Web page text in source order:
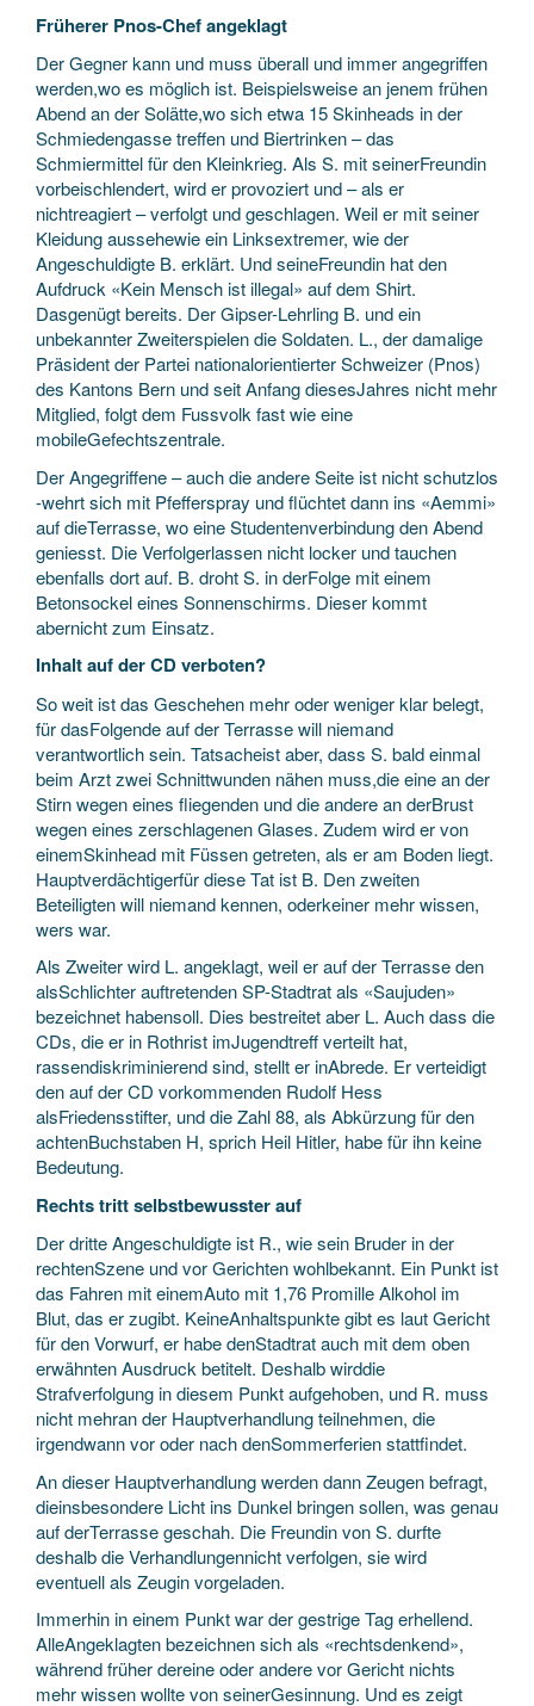
Früherer Pnos-Chef angeklagt
Der Gegner kann und muss überall und immer angegriffen
werden,wo es möglich ist. Beispielsweise an jenem frühen
Abend an der Solätte,wo sich etwa 15 Skinheads in der
Schmiedengasse treffen und Biertrinken – das
Schmiermittel für den Kleinkrieg. Als S. mit seinerFreundin
vorbeischlendert, wird er provoziert und – als er
nichtreagiert – verfolgt und geschlagen. Weil er mit seiner
Kleidung aussehewie ein Linksextremer, wie der
Angeschuldigte B. erklärt. Und seineFreundin hat den
Aufdruck «Kein Mensch ist illegal» auf dem Shirt.
Dasgenügt bereits. Der Gipser-Lehrling B. und ein
unbekannter Zweiterspielen die Soldaten. L., der damalige
Präsident der Partei nationalorientierter Schweizer (Pnos)
des Kantons Bern und seit Anfang diesesJahres nicht mehr
Mitglied, folgt dem Fussvolk fast wie eine
mobileGefechtszentrale.
Der Angegriffene – auch die andere Seite ist nicht schutzlos
-wehrt sich mit Pfefferspray und flüchtet dann ins «Aemmi»
auf dieTerrasse, wo eine Studentenverbindung den Abend
geniesst. Die Verfolgerlassen nicht locker und tauchen
ebenfalls dort auf. B. droht S. in derFolge mit einem
Betonsockel eines Sonnenschirms. Dieser kommt
abernicht zum Einsatz.
Inhalt auf der CD verboten?
So weit ist das Geschehen mehr oder weniger klar belegt,
für dasFolgende auf der Terrasse will niemand
verantwortlich sein. Tatsacheist aber, dass S. bald einmal
beim Arzt zwei Schnittwunden nähen muss,die eine an der
Stirn wegen eines fliegenden und die andere an derBrust
wegen eines zerschlagenen Glases. Zudem wird er von
einemSkinhead mit Füssen getreten, als er am Boden liegt.
Hauptverdächtigerfür diese Tat ist B. Den zweiten
Beteiligten will niemand kennen, oderkeiner mehr wissen,
wers war.
Als Zweiter wird L. angeklagt, weil er auf der Terrasse den
alsSchlichter auftretenden SP-Stadtrat als «Saujuden»
bezeichnet habensoll. Dies bestreitet aber L. Auch dass die
CDs, die er in Rothrist imJugendtreff verteilt hat,
rassendiskriminierend sind, stellt er inAbrede. Er verteidigt
den auf der CD vorkommenden Rudolf Hess
alsFriedensstifter, und die Zahl 88, als Abkürzung für den
achtenBuchstaben H, sprich Heil Hitler, habe für ihn keine
Bedeutung.
Rechts tritt selbstbewusster auf
Der dritte Angeschuldigte ist R., wie sein Bruder in der
rechtenSzene und vor Gerichten wohlbekannt. Ein Punkt ist
das Fahren mit einemAuto mit 1,76 Promille Alkohol im
Blut, das er zugibt. KeineAnhaltspunkte gibt es laut Gericht
für den Vorwurf, er habe denStadtrat auch mit dem oben
erwähnten Ausdruck betitelt. Deshalb wirddie
Strafverfolgung in diesem Punkt aufgehoben, und R. muss
nicht mehran der Hauptverhandlung teilnehmen, die
irgendwann vor oder nach denSommerferien stattfindet.
An dieser Hauptverhandlung werden dann Zeugen befragt,
dieinsbesondere Licht ins Dunkel bringen sollen, was genau
auf derTerrasse geschah. Die Freundin von S. durfte
deshalb die Verhandlungennicht verfolgen, sie wird
eventuell als Zeugin vorgeladen.
Immerhin in einem Punkt war der gestrige Tag erhellend.
AlleAngeklagten bezeichnen sich als «rechtsdenkend»,
während früher dereine oder andere vor Gericht nichts
mehr wissen wollte von seinerGesinnung. Und es zeigt